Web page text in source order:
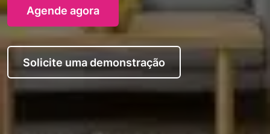
Agende agora
Solicite uma demonstração